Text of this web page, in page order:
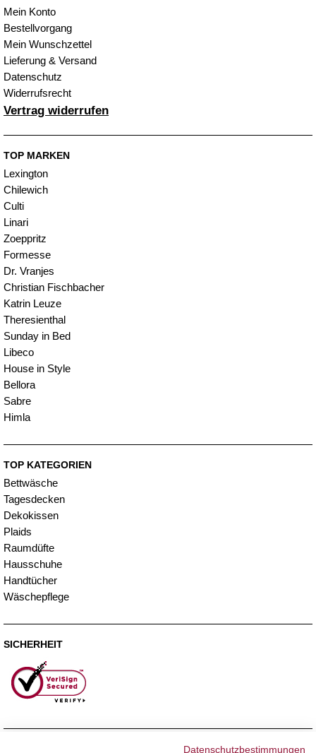
Mein Konto
Bestellvorgang
Mein Wunschzettel
Lieferung & Versand
Datenschutz
Widerrufsrecht
Vertrag widerrufen
TOP MARKEN
Lexington
Chilewich
Culti
Linari
Zoeppritz
Formesse
Dr. Vranjes
Christian Fischbacher
Katrin Leuze
Theresienthal
Sunday in Bed
Libeco
House in Style
Bellora
Sabre
Himla
TOP KATEGORIEN
Bettwäsche
Tagesdecken
Dekokissen
Plaids
Raumdüfte
Hausschuhe
Handtücher
Wäschepflege
SICHERHEIT
Datenschutzbestimmungen